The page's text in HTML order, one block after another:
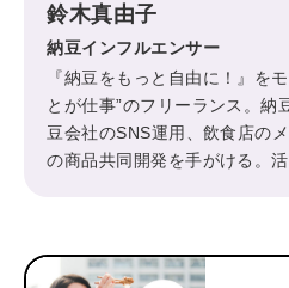
鈴木真由子
納豆インフルエンサー
『納豆をもっと自由に！』を
とが仕事”のフリーランス。納
豆会社のSNS運用、飲食店の
の商品共同開発を手がける。